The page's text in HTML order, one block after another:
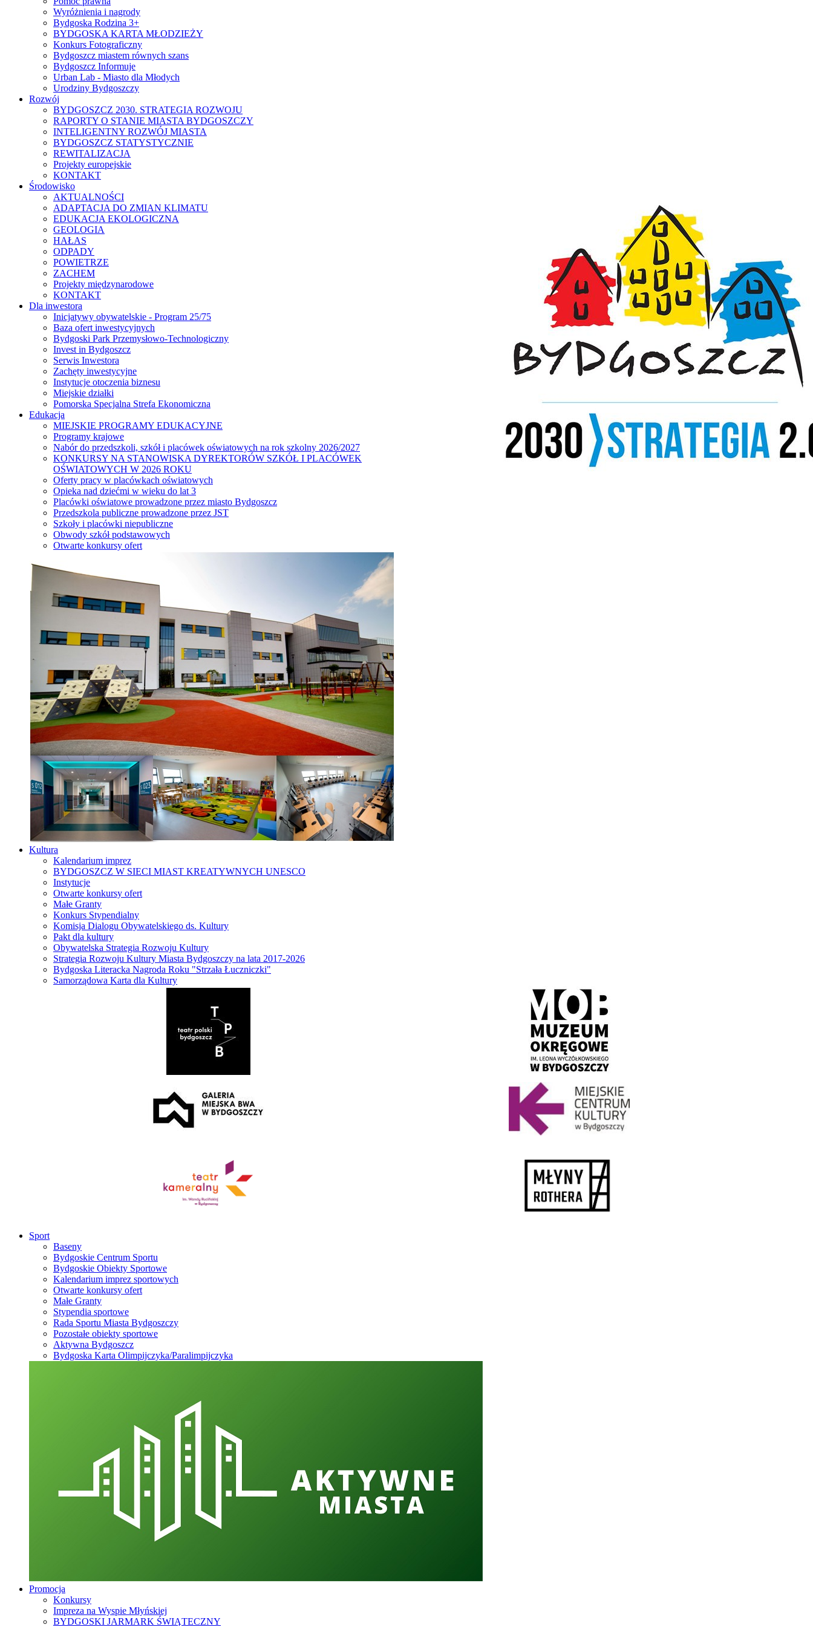
Wyróżnienia i nagrody
Bydgoska Rodzina 3+
BYDGOSKA KARTA MŁODZIEŻY
Konkurs Fotograficzny
Bydgoszcz miastem równych szans
Bydgoszcz Informuje
Urban Lab - Miasto dla Młodych
Urodziny Bydgoszczy
Rozwój
BYDGOSZCZ 2030. STRATEGIA ROZWOJU
RAPORTY O STANIE MIASTA BYDGOSZCZY
INTELIGENTNY ROZWÓJ MIASTA
BYDGOSZCZ STATYSTYCZNIE
REWITALIZACJA
Projekty europejskie
KONTAKT
Środowisko
AKTUALNOŚCI
ADAPTACJA DO ZMIAN KLIMATU
EDUKACJA EKOLOGICZNA
GEOLOGIA
HAŁAS
ODPADY
POWIETRZE
ZACHEM
Projekty międzynarodowe
KONTAKT
Dla inwestora
Inicjatywy obywatelskie - Program 25/75
Baza ofert inwestycyjnych
Bydgoski Park Przemysłowo-Technologiczny
Invest in Bydgoszcz
Serwis Inwestora
Zachęty inwestycyjne
Instytucje otoczenia biznesu
Miejskie działki
Pomorska Specjalna Strefa Ekonomiczna
Edukacja
MIEJSKIE PROGRAMY EDUKACYJNE
Programy krajowe
Nabór do przedszkoli, szkół i placówek oświatowych na rok szkolny 2026/2027
KONKURSY NA STANOWISKA DYREKTORÓW SZKÓŁ I PLACÓWEK
OŚWIATOWYCH W 2026 ROKU
Oferty pracy w placówkach oświatowych
Opieka nad dziećmi w wieku do lat 3
Placówki oświatowe prowadzone przez miasto Bydgoszcz
Przedszkola publiczne prowadzone przez JST
Szkoły i placówki niepubliczne
Obwody szkół podstawowych
Otwarte konkursy ofert
Kultura
Kalendarium imprez
BYDGOSZCZ W SIECI MIAST KREATYWNYCH UNESCO
Instytucje
Otwarte konkursy ofert
Małe Granty
Konkurs Stypendialny
Komisja Dialogu Obywatelskiego ds. Kultury
Pakt dla kultury
Obywatelska Strategia Rozwoju Kultury
Strategia Rozwoju Kultury Miasta Bydgoszczy na lata 2017-2026
Bydgoska Literacka Nagroda Roku "Strzała Łuczniczki"
Samorządowa Karta dla Kultury
Sport
Baseny
Bydgoskie Centrum Sportu
Bydgoskie Obiekty Sportowe
Kalendarium imprez sportowych
Otwarte konkursy ofert
Małe Granty
Stypendia sportowe
Rada Sportu Miasta Bydgoszczy
Pozostałe obiekty sportowe
Aktywna Bydgoszcz
Bydgoska Karta Olimpijczyka/Paralimpijczyka
Promocja
Konkursy
Impreza na Wyspie Młyńskiej
BYDGOSKI JARMARK ŚWIĄTECZNY